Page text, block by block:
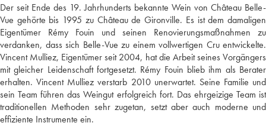
Der seit Ende des 19. Jahrhunderts bekannte Wein von Château Belle-
Vue gehörte bis 1995 zu Château de Gironville. Es ist dem damaligen
Eigentümer Rémy Fouin und seinen Renovierungsmaßnahmen zu
verdanken, dass sich Belle-Vue zu einem vollwertigen Cru entwickelte.
Vincent Mulliez, Eigentümer seit 2004, hat die Arbeit seines Vorgängers
mit gleicher Leidenschaft fortgesetzt. Rémy Fouin blieb ihm als Berater
erhalten. Vincent Mulliez verstarb 2010 unerwartet. Seine Familie und
sein Team führen das Weingut erfolgreich fort. Das ehrgeizige Team ist
traditionellen Methoden sehr zugetan, setzt aber auch moderne und
effiziente Instrumente ein.